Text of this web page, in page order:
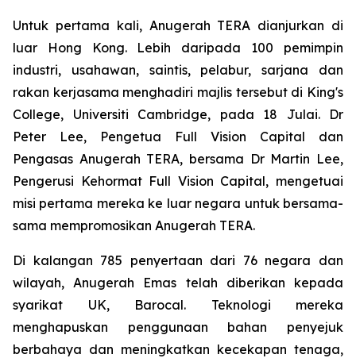
Untuk pertama kali, Anugerah TERA dianjurkan di
luar Hong Kong. Lebih daripada 100 pemimpin
industri, usahawan, saintis, pelabur, sarjana dan
rakan kerjasama menghadiri majlis tersebut di King's
College, Universiti Cambridge, pada 18 Julai. Dr
Peter Lee, Pengetua Full Vision Capital dan
Pengasas Anugerah TERA, bersama Dr Martin Lee,
Pengerusi Kehormat Full Vision Capital, mengetuai
misi pertama mereka ke luar negara untuk bersama-
sama mempromosikan Anugerah TERA.
Di kalangan 785 penyertaan dari 76 negara dan
wilayah, Anugerah Emas telah diberikan kepada
syarikat UK, Barocal. Teknologi mereka
menghapuskan penggunaan bahan penyejuk
berbahaya dan meningkatkan kecekapan tenaga,